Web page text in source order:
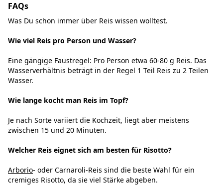
FAQs
Was Du schon immer über Reis wissen wolltest.
Wie viel Reis pro Person und Wasser?
Eine gängige Faustregel: Pro Person etwa 60-80 g Reis. Das
Wasserverhältnis beträgt in der Regel 1 Teil Reis zu 2 Teilen
Wasser.
Wie lange kocht man Reis im Topf?
Je nach Sorte variiert die Kochzeit, liegt aber meistens
zwischen 15 und 20 Minuten.
Welcher Reis eignet sich am besten für Risotto?
Arborio- oder Carnaroli-Reis sind die beste Wahl für ein
cremiges Risotto, da sie viel Stärke abgeben.